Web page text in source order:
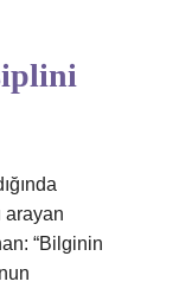
arayan
“Bilginin